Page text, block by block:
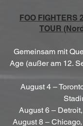
FOO FIGHTERS
TOUR
Gemeinsam mit
Age (außer am 12.
August 4 –
August 6 –
August 8 –